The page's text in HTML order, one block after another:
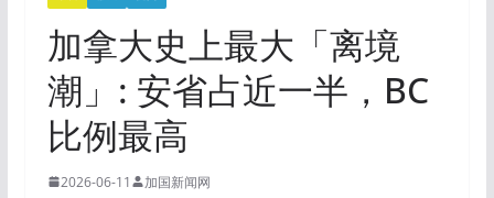
加拿大史上最大「离境
潮」: 安省占近一半，BC
比例最高
2026-06-11 加国新闻网